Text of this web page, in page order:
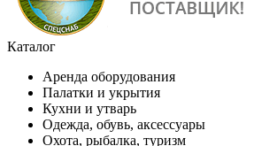
Каталог
Аренда оборудования
Палатки и укрытия
Кухни и утварь
Одежда, обувь, аксессуары
Охота, рыбалка, туризм